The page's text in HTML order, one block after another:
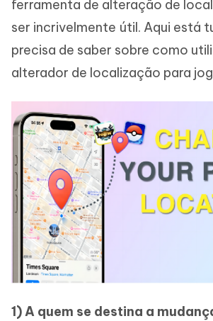
ferramenta de alteração de
ser incrivelmente útil. Aqui está
precisa de saber sobre como
alterador de localização para
1) A quem se destina a